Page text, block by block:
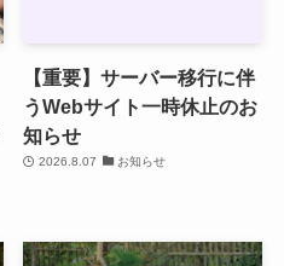
【重要】サーバー移行に伴
うWebサイト一時休止のお
知らせ
2026.8.07 お知らせ